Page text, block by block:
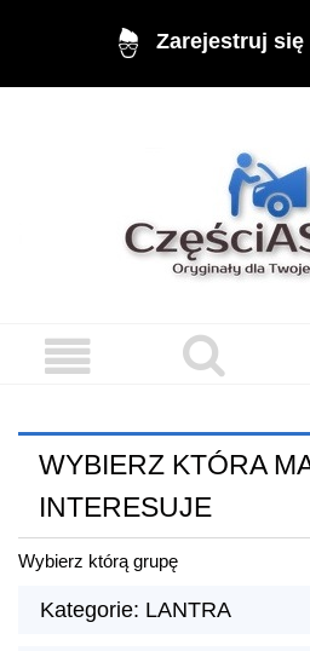
Zarejestruj się
WYBIERZ KTÓRA
INTERESUJE
Wybierz którą grupę
Kategorie: LANTRA